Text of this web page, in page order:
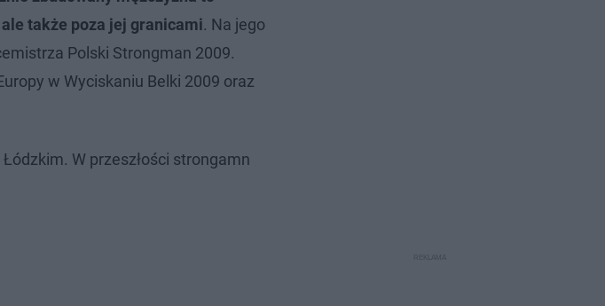
także poza jej granicami. Na jego
Polski Strongman 2009.
w Wyciskaniu Belki 2009 oraz
W przeszłości strongamn